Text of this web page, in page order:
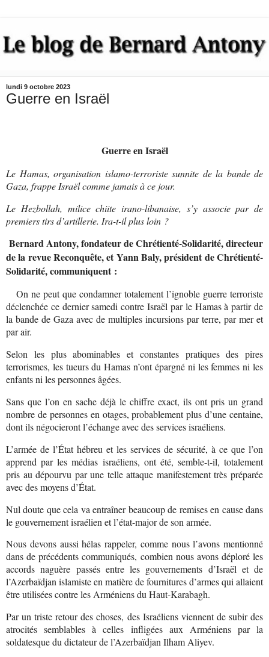
lundi 9 octobre 2023
Guerre en Israël
Guerre en Israël
Le Hamas, organisation islamo-terroriste sunnite de la bande de
Gaza, frappe Israël comme jamais à ce jour.
Le Hezbollah, milice chiite irano-libanaise, s’y associe par de
premiers tirs d’artillerie. Ira-t-il plus loin ?
Bernard Antony, fondateur de Chrétienté-Solidarité, directeur
de la revue Reconquête, et Yann Baly, président de Chrétienté-
Solidarité, communiquent :
On ne peut que condamner totalement l’ignoble guerre terroriste
déclenchée ce dernier samedi contre Israël par le Hamas à partir de
la bande de Gaza avec de multiples incursions par terre, par mer et
par air.
Selon les plus abominables et constantes pratiques des pires
terrorismes, les tueurs du Hamas n’ont épargné ni les femmes ni les
enfants ni les personnes âgées.
Sans que l’on en sache déjà le chiffre exact, ils ont pris un grand
nombre de personnes en otages, probablement plus d’une centaine,
dont ils négocieront l’échange avec des services israéliens.
L’armée de l’État hébreu et les services de sécurité, à ce que l’on
apprend par les médias israéliens, ont été, semble-t-il, totalement
pris au dépourvu par une telle attaque manifestement très préparée
avec des moyens d’État.
Nul doute que cela va entraîner beaucoup de remises en cause dans
le gouvernement israélien et l’état-major de son armée.
Nous devons aussi hélas rappeler, comme nous l’avons mentionné
dans de précédents communiqués, combien nous avons déploré les
accords naguère passés entre les gouvernements d’Israël et de
l’Azerbaïdjan islamiste en matière de fournitures d’armes qui allaient
être utilisées contre les Arméniens du Haut-Karabagh.
Par un triste retour des choses, des Israéliens viennent de subir des
atrocités semblables à celles infligées aux Arméniens par la
soldatesque du dictateur de l’Azerbaïdjan Ilham Aliyev.